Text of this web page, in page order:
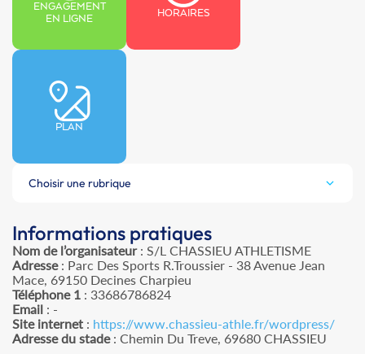
ENGAGEMENT
EN LIGNE
HORAIRES
PLAN
Choisir une rubrique
Informations pratiques
Nom de l’organisateur: S/L CHASSIEU ATHLETISME
Adresse: Parc Des Sports R.Troussier - 38 Avenue Jean
Mace, 69150 Decines Charpieu
Téléphone 1 : 33686786824
Email : -
Site internet : https://www.chassieu-athle.fr/wordpress/
Adresse du stade: Chemin Du Treve, 69680 CHASSIEU